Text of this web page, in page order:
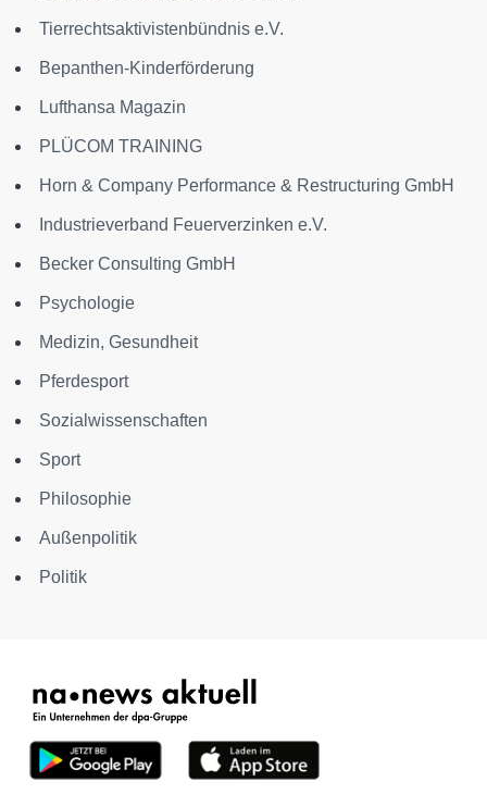
Tierrechtsaktivistenbündnis e.V.
Bepanthen-Kinderförderung
Lufthansa Magazin
PLÜCOM TRAINING
Horn & Company Performance & Restructuring GmbH
Industrieverband Feuerverzinken e.V.
Becker Consulting GmbH
Psychologie
Medizin, Gesundheit
Pferdesport
Sozialwissenschaften
Sport
Philosophie
Außenpolitik
Politik